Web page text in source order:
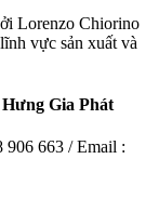
Lorenzo Chiorino
vực sản xuất và
Gia Phát
663 / Email :